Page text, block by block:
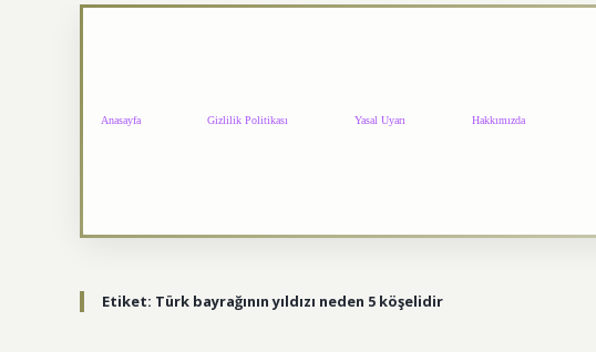
Anasayfa Gizlilik Politikası Yasal Uyarı Hakkımızda
Etiket: Türk bayrağının yıldızı neden 5 köşelidir